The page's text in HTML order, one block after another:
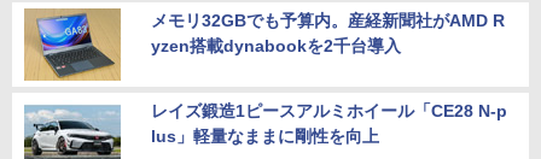
メモリ32GBでも予算内。産経新聞社がAMD R
yzen搭載dynabookを2千台導入
レイズ鍛造1ピースアルミホイール「CE28 N-p
lus」軽量なままに剛性を向上